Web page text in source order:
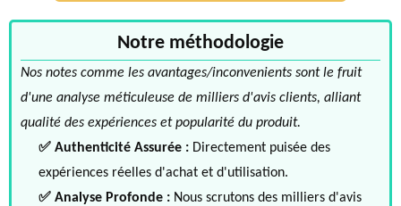
Notre méthodologie
Nos notes comme les avantages/inconvenients sont le fruit
d'une analyse méticuleuse de milliers d'avis clients, alliant
qualité des expériences et popularité du produit.
✅ Authenticité Assurée : Directement puisée des
expériences réelles d'achat et d'utilisation.
✅ Analyse Profonde : Nous scrutons des milliers d'avis